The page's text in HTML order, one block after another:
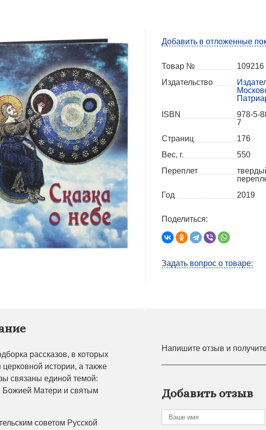
Добавить в отложенные
Товар №
109216
Издательство
ISBN
978-5-
7
Страниц
176
Вес, г.
550
Переплет
Год
2019
Поделиться:
Задать вопрос о товаре:
рассказов, в которых
истории, а также
связаны единой темой:
Божией Матери и святым
советом Русской
Напишите отзыв и
Добавить отзыв